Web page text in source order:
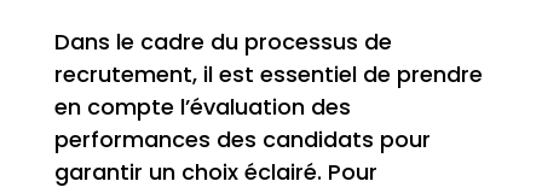
Dans le cadre du processus de
recrutement, il est essentiel de prendre
en compte l’évaluation des
performances des candidats pour
garantir un choix éclairé. Pour